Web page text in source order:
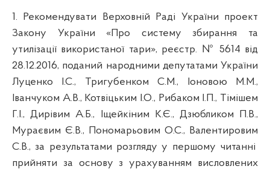
1.
Рекомендувати Верховній Раді України проект
Закону України «Про систему збирання та
утилізації використаної тари», реєстр. № 5614 від
28.12.2016, поданий народними депутатами України
Луценко І.С., Тригубенком С.М., Іоновою М.М.,
Іванчуком А.В., Котвіцьким І.О., Рибаком І.П., Тімішем
Г.І., Дирівим А.Б., Іщейкіним К.Є., Дзюбликом П.В.,
Мураєвим Є.В., Пономарьовим О.С., Валентировим
С.В., за результатами розгляду у першому читанні
прийняти за основу з урахуванням висловлених